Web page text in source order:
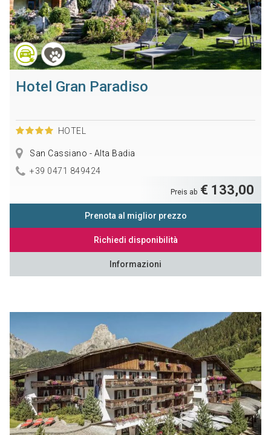
Hotel Gran Paradiso
HOTEL
San Cassiano - Alta Badia
+39 0471 849424
Preis ab € 133,00
Prenota al miglior prezzo
Richiedi disponibilità
Informazioni